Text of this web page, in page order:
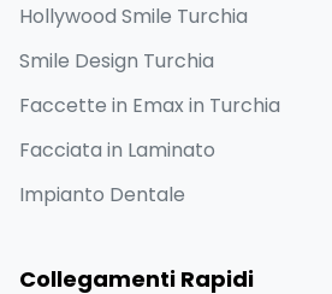
Hollywood Smile Turchia
Smile Design Turchia
Faccette in Emax in Turchia
Facciata in Laminato
Impianto Dentale
Collegamenti Rapidi